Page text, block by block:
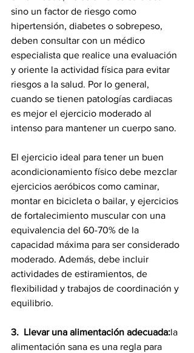
sino un factor de riesgo como
hipertensión, diabetes o sobrepeso,
deben consultar con un médico
especialista que realice una evaluación
y oriente la actividad física para evitar
riesgos a la salud. Por lo general,
cuando se tienen patologías cardiacas
es mejor el ejercicio moderado al
intenso para mantener un cuerpo sano.
El ejercicio ideal para tener un buen
acondicionamiento físico debe mezclar
ejercicios aeróbicos como caminar,
montar en bicicleta o bailar, y ejercicios
de fortalecimiento muscular con una
equivalencia del 60-70% de la
capacidad máxima para ser considerado
moderado. Además, debe incluir
actividades de estiramientos, de
flexibilidad y trabajos de coordinación y
equilibrio.
3. Llevar una alimentación adecuada:la
alimentación sana es una regla para